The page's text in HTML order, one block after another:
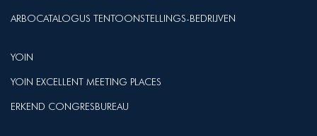
ARBOCATALOGUS TENTOONSTELLINGS-BEDRIJVEN
YOIN
YOIN EXCELLENT MEETING PLACES
ERKEND CONGRESBUREAU